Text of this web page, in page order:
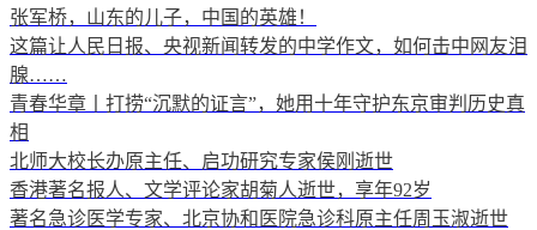
张军桥，山东的儿子，中国的英雄！
这篇让人民日报、央视新闻转发的中学作文，如何击中网友泪
腺……
青春华章丨打捞“沉默的证言”，她用十年守护东京审判历史真
相
北师大校长办原主任、启功研究专家侯刚逝世
香港著名报人、文学评论家胡菊人逝世，享年92岁
著名急诊医学专家、北京协和医院急诊科原主任周玉淑逝世